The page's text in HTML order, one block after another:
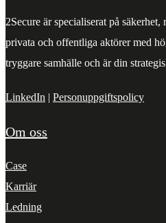
2Secure är specialiserat på
privata och offentliga aktörer med
tryggare samhälle och är din
LinkedIn | Personuppgiftspolicy
Om oss
Case
Karriär
Ledning